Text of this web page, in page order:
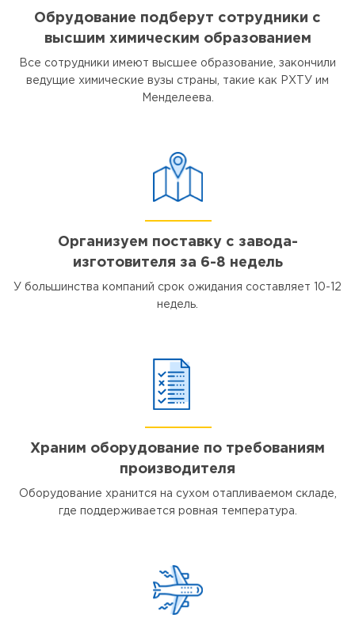
Обрудование подберут сотрудники с
высшим химическим образованием
Все сотрудники имеют высшее образование, закончили
ведущие химические вузы страны, такие как РХТУ им
Менделеева.
Организуем поставку с завода-
изготовителя за 6-8 недель
У большинства компаний срок ожидания составляет 10-12
недель.
Храним оборудование по требованиям
производителя
Оборудование хранится на сухом отапливаемом складе,
где поддерживается ровная температура.